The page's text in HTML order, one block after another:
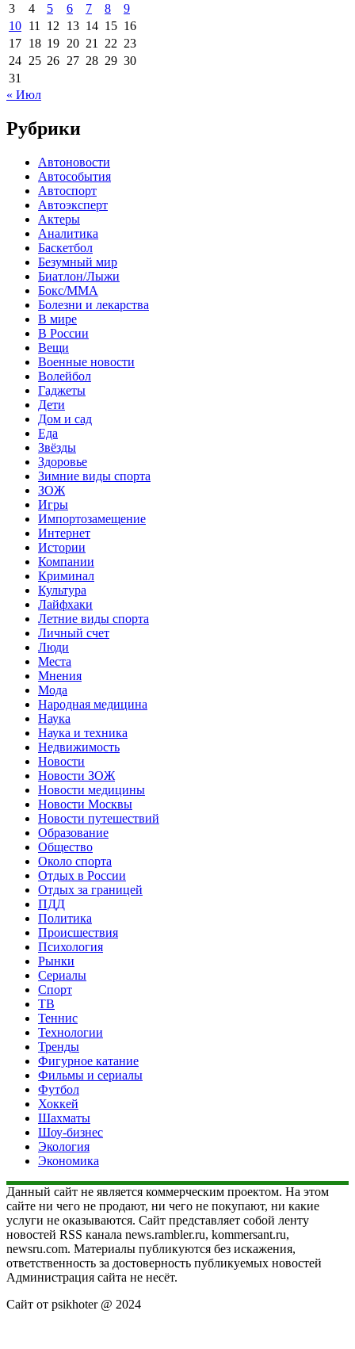
3
4 5 6 7 8
9
10 11 12 13 14 15 16
17 18 19 20 21 22 23
24 25 26 27 28 29 30
31
« Июл
Рубрики
Автоновости
Автособытия
Автоспорт
Автоэксперт
Актеры
Аналитика
Баскетбол
Безумный мир
Биатлон/Лыжи
Бокс/MMA
Болезни и лекарства
В мире
В России
Вещи
Военные новости
Волейбол
Гаджеты
Дети
Дом и сад
Еда
Звёзды
Здоровье
Зимние виды спорта
ЗОЖ
Игры
Импортозамещение
Интернет
Истории
Компании
Криминал
Культура
Лайфхаки
Летние виды спорта
Личный счет
Люди
Места
Мнения
Мода
Народная медицина
Наука
Наука и техника
Недвижимость
Новости
Новости ЗОЖ
Новости медицины
Новости Москвы
Новости путешествий
Образование
Общество
Около спорта
Отдых в России
Отдых за границей
ПДД
Политика
Происшествия
Психология
Рынки
Сериалы
Спорт
ТВ
Теннис
Технологии
Тренды
Фигурное катание
Фильмы и сериалы
Футбол
Хоккей
Шахматы
Шоу-бизнес
Экология
Экономика
Данный сайт не является коммерческим проектом. На этом
сайте ни чего не продают, ни чего не покупают, ни какие
услуги не оказываются. Сайт представляет собой ленту
новостей RSS канала news.rambler.ru, kommersant.ru,
newsru.com. Материалы публикуются без искажения,
ответственность за достоверность публикуемых новостей
Администрация сайта не несёт.
Сайт от psikhoter @ 2024